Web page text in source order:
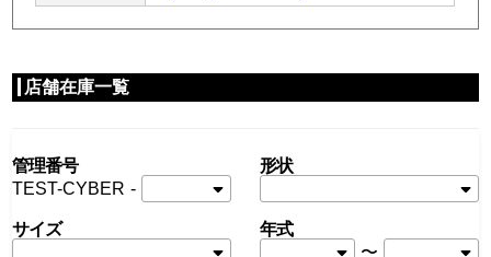
店舗在庫一覧
管理番号
TEST-CYBER -
形状
サイズ
年式
〜